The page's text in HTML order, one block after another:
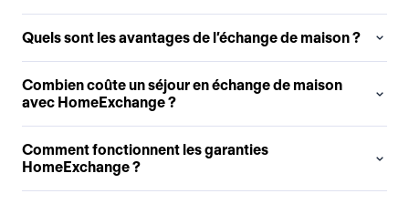
Quels sont les avantages de l’échange de maison ?
Combien coûte un séjour en échange de maison
avec HomeExchange ?
Comment fonctionnent les garanties
HomeExchange ?